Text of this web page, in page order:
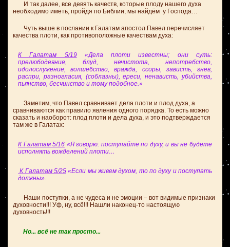
И так далее, все девять качеств, которые плоду нашего духа
необходимо иметь, пройдя по Библии, мы найдём у Господа…
Чуть выше в послании к Галатам апостол Павел перечисляет
качества плоти, как противоположные качествам духа:
К Галатам 5/19«Дела плоти известны; они суть:
прелюбодеяние, блуд, нечистота, непотребство,
идолослужение, волшебство, вражда, ссоры, зависть, гнев,
распри, разногласия, (соблазны), ереси, ненависть, убийства,
пьянство, бесчинство и тому подобное.»
Заметим, что Павел сравнивает дела плоти и плод духа, а
сравниваются как правило явления одного порядка. То есть можно
сказать и наоборот: плод плоти и дела духа, и это подтверждается
там же в Галатах:
К Галатам 5/16 «Я говорю: поступайте по духу, и вы не будете
исполнять вожделений плоти…
К Галатам 5/25 «Если мы живем духом, то по духу и поступать
должны».
Наши поступки, а не чудеса и не эмоции – вот видимые признаки
духовности!!! Уф, ну, всё!!! Нашли наконец-то настоящую
духовность!!!
Но... всё не так просто...